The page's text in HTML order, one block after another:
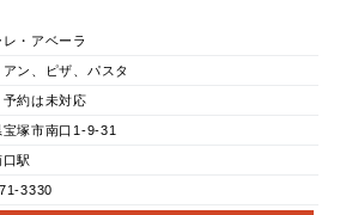
・アベーラ
ン、ピザ、パスタ
約は未対応
宝塚市南口1-9-31
駅
3330